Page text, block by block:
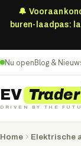
🔔
buren-laadpas:
Nu openBlog &
EV Trader
DRIVEN BY THE
Home Elektrische